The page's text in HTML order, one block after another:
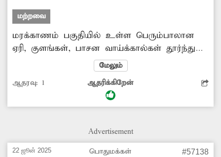
மற்றவை
மரக்காணம் பகுதியில் உள்ள பெரும்பாலான
ஏரி, குளங்கள், பாசன வாய்க்கால்கள் தூர்ந்து
போய் காணப்படுகிறது. இதனால் தண்ணீரானது
கடைமடை பகுதி வரை செல்ல வழியின்றி
தேங்கி நிற்கும் நிலை உருவாகியுள்ளது. இதன்
காரணமாக விவசாய பணிகள்
அடைந்து வருகின்றனர். இதை தவிர்க்க ஏரி,
வேண்டும் என விவசாயிகள் கோரிக்கை
மேலும்
ஆதரவு: 1 ஆதரிக்கிறேன்
Advertisement
22 ஜூன் 2025
பொதுமக்கள்
#57138